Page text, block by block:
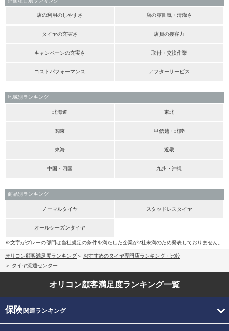
店の利用のしやすさ 店の雰囲気・清潔さ
タイヤの充実さ 店員の接客力
キャンペーンの充実さ 取付・交換作業
コストパフォーマンス アフターサービス
地域別ランキング
北海道 東北
関東 甲信越・北陸
東海 近畿
中国・四国 九州・沖縄
商品別ランキング
ノーマルタイヤ スタッドレスタイヤ
オールシーズンタイヤ
※文字がグレーの部門は当社規定の条件を満たした企業が2社未満のため発表しておりません。
オリコン顧客満足度ランキング
おすすめのタイヤ専門店ランキング・比較
タイヤ流通センター
オリコン顧客満足度ランキング一覧
保険関連ランキング